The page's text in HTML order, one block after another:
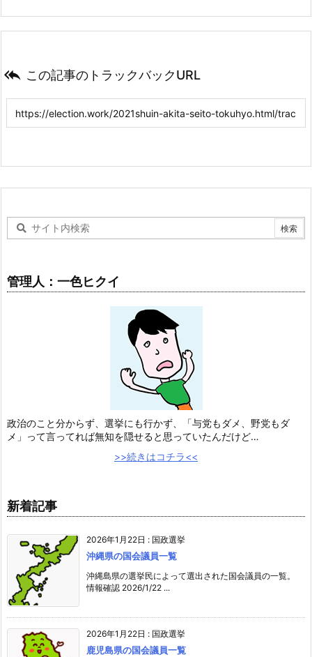
 この記事のトラックバックURL
管理人：一色ヒクイ
政治のこと分からず、選挙にも行かず、「与党もダメ、野党もダ
メ」って言ってれば無知を隠せると思っていたんだけど…
>>続きはコチラ<<
新着記事
2026年1月22日 : 国政選挙
沖縄県の国会議員一覧
沖縄島県の選挙民によって選出された国会議員の一覧。
情報確認 2026/1/22 ...
2026年1月22日 : 国政選挙
鹿児島県の国会議員一覧